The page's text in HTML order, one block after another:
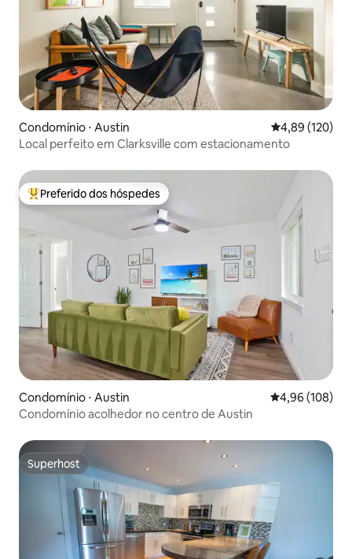
Condomínio ⋅ Austin 4,89 de uma
4,89 (120)
Local perfeito em Clarksville com estacionamento
Entre os melhores preferidos dos hóspedes
Preferido dos hóspedes
Condomínio ⋅ Austin 4,96 de uma
4,96 (108)
Condomínio acolhedor no centro de Austin
Superhost
Superhost